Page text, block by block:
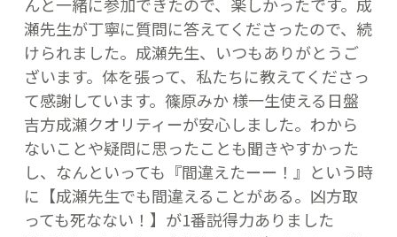
瀬先生が丁寧に質問に答えてくださったので、続
けられました。成瀬先生、いつもありがとうご
ざいます。体を張って、私たちに教えてくださっ
て感謝しています。篠原みか 様一生使える日盤
吉方成瀬クオリティーが安心しました。わから
ないことや疑問に思ったことも聞きやすかった
し、なんといっても『間違えたーー！』という時
に【成瀬先生でも間違えることがある。凶方取
っても死なない！】が1番説得力ありました